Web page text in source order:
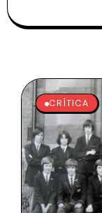
CRÍTICA